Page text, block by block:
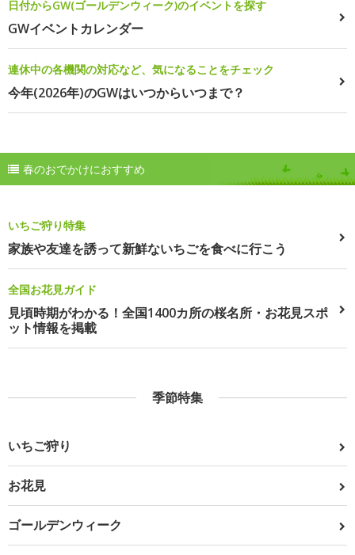
日付からGW(ゴールデンウィーク)のイベントを探す
GWイベントカレンダー
連休中の各機関の対応など、気になることをチェック
今年(2026年)のGWはいつからいつまで？
春のおでかけにおすすめ
いちご狩り特集
家族や友達を誘って新鮮ないちごを食べに行こう
全国お花見ガイド
見頃時期がわかる！全国1400カ所の桜名所・お花見スポ
ット情報を掲載
季節特集
いちご狩り
お花見
ゴールデンウィーク